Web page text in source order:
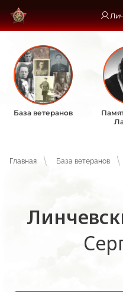
База ветеранов
Главная База ветеранов